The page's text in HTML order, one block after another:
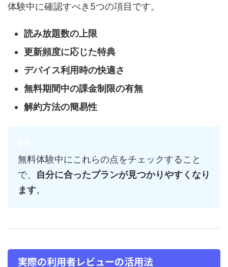
体験中に確認すべき5つの項目です。
読み放題数の上限
更新頻度に応じた特典
デバイス利用時の快適さ
無料期間中の課金制限の有無
解約方法の簡易性
無料体験中にこれらの点をチェックすること
で、 自分に合ったプランが見つかりやすくなり
ます。
実際の利用者レビューの活用法